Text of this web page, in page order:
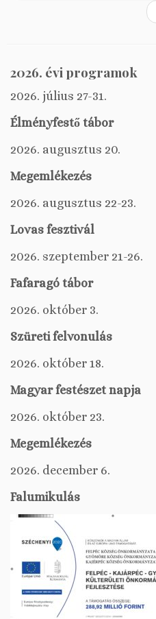
2026. évi programok
2026. július 27-31.
Élményfestő tábor
2026. augusztus 20.
Megemlékezés
2026. augusztus 22-23.
Lovas fesztivál
2026. szeptember 21-26.
Fafaragó tábor
2026. október 3.
Szüreti felvonulás
2026. október 18.
Magyar festészet napja
2026. október 23.
Megemlékezés
2026. december 6.
Falumikulás